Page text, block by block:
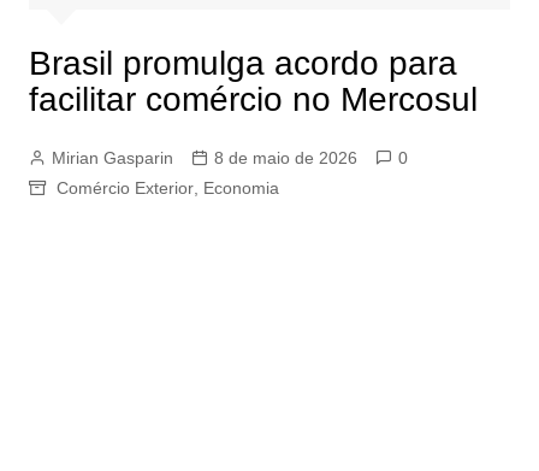
Brasil promulga acordo para
facilitar comércio no Mercosul
Mirian Gasparin 8 de maio de 2026
0
Comércio Exterior, Economia